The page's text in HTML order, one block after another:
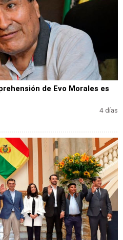
de Evo Morales es
4 días